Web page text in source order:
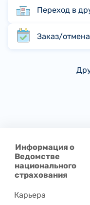
Переход в
Заказ/
Информация о
Ведомстве
национального
страхования
Карьера